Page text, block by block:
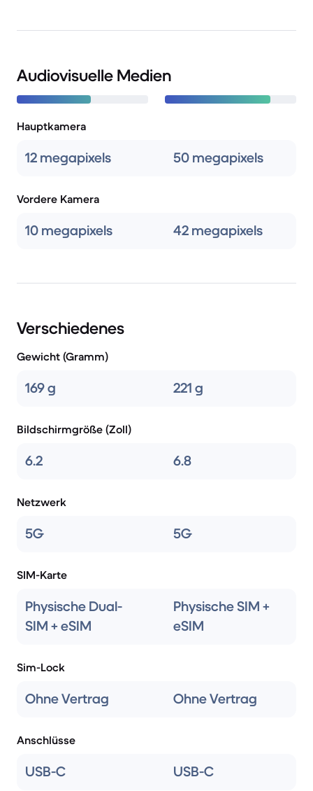
Audiovisuelle Medien
Hauptkamera
12 megapixels 50 megapixels
Vordere Kamera
10 megapixels 42 megapixels
Verschiedenes
Gewicht (Gramm)
169 g 221 g
Bildschirmgröße (Zoll)
6.2 6.8
Netzwerk
5G 5G
SIM-Karte
Physische Dual-
SIM + eSIM
Physische SIM +
eSIM
Sim-Lock
Ohne Vertrag Ohne Vertrag
Anschlüsse
USB-C USB-C